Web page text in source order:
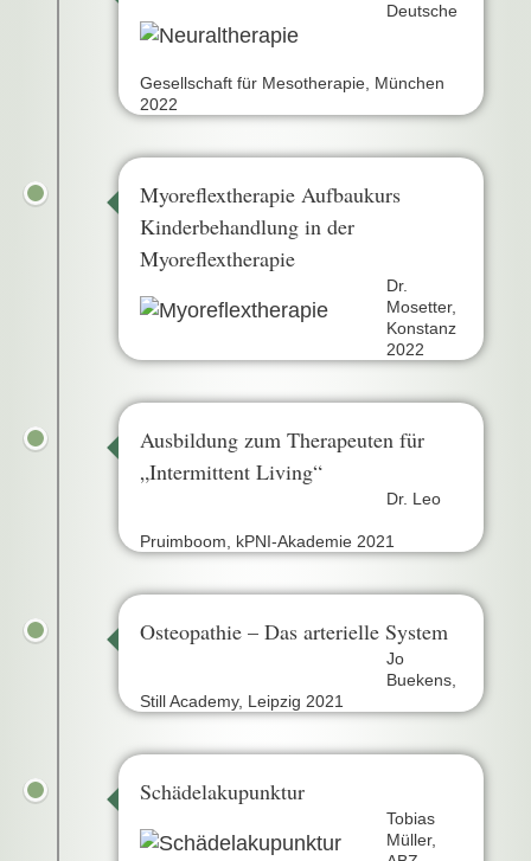
Deutsche
Gesellschaft für Mesotherapie, München
2022
Myoreflextherapie Aufbaukurs
Kinderbehandlung in der
Myoreflextherapie
Dr.
Mosetter,
Konstanz
2022
Ausbildung zum Therapeuten für
„Intermittent Living“
Dr. Leo
Pruimboom, kPNI-Akademie 2021
Osteopathie – Das arterielle System
Jo
Buekens,
Still Academy, Leipzig 2021
Schädelakupunktur
Tobias
Müller,